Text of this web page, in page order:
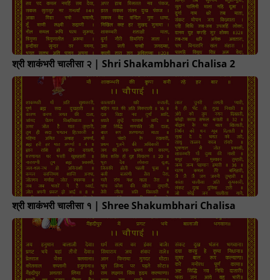
श्री शाकंभरी चालीसा २ | Shri Shakambhari Chalisa 2
श्री शाकंभरी चालीसा १ | Shree Shakumbhari Chalisa